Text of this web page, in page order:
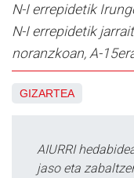
N-I errepidetik
N-I errepidetik
noranzkoan, A-
GIZARTEA
AIURRI
jaso eta